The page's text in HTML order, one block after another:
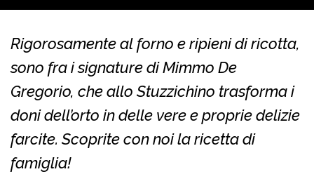
Rigorosamente al forno e ripieni di ricotta,
sono fra i signature di Mimmo De
Gregorio, che allo Stuzzichino trasforma i
doni dell’orto in delle vere e proprie delizie
farcite. Scoprite con noi la ricetta di
famiglia!